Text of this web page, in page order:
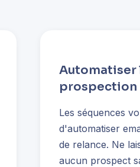
Automatiser
prospection
Les séquences
d'automatiser
de relance. Ne
aucun prospect